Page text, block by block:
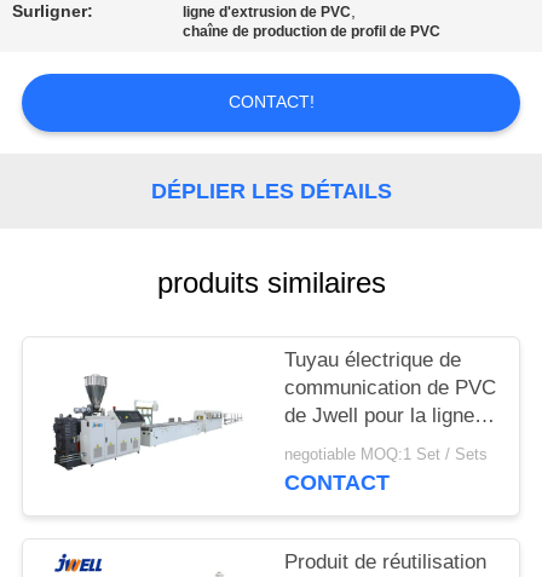
CONTACTEZ-
NOUS
DU
PRIVACY
POLICY
Surligner: ligne d'extrusion de PVC,
chaîne de production de profil de PVC
CONTACT!
DÉPLIER LES DÉTAILS
produits similaires
Tuyau électrique de
communication de PVC
de Jwell pour la ligne
en plastique d'extrusion
de machine de
negotiable MOQ:1 Set / Sets
CONTACT
Produit de réutilisation